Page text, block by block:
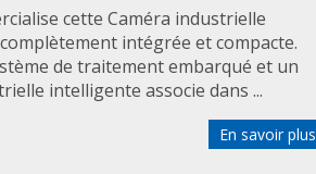
cette Caméra industrielle
intégrée et compacte.
de traitement embarqué et un
intelligente associe dans ...
En savoir plus